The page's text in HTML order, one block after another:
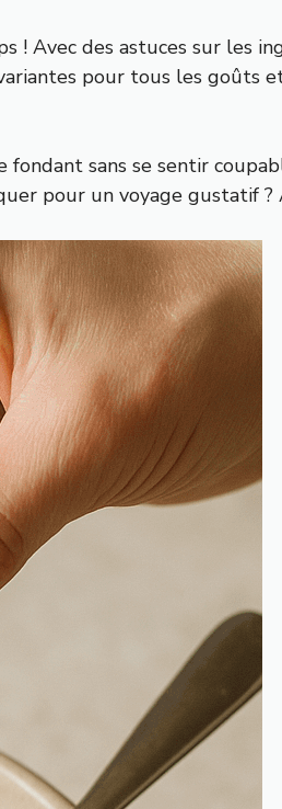
! Avec des astuces sur les
pour tous les goûts
fondant sans se sentir
pour un voyage gustatif ?